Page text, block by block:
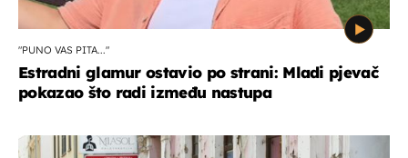
"PUNO VAS PITA..."
Estradni glamur ostavio po strani: Mladi pjevač
pokazao što radi između nastupa